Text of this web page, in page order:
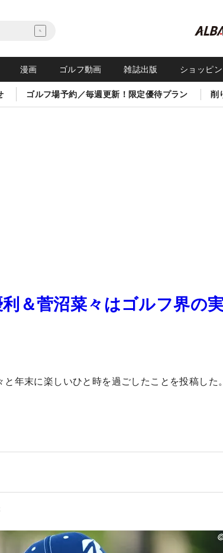
漫画 ゴルフ動画 雑誌出版 ショッピ
ゴルフ場予約／毎週更新！限定優待プラン 削
＆菅沼菜々はゴルフ界の
年末に楽しいひと時を過ごしたことを投稿した。